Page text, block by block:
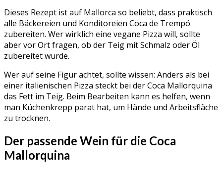
Dieses Rezept ist auf Mallorca so beliebt, dass praktisch
alle Bäckereien und Konditoreien Coca de Trempó
zubereiten. Wer wirklich eine vegane Pizza will, sollte
aber vor Ort fragen, ob der Teig mit Schmalz oder Öl
zubereitet wurde.
Wer auf seine Figur achtet, sollte wissen: Anders als bei
einer italienischen Pizza steckt bei der Coca Mallorquina
das Fett im Teig. Beim Bearbeiten kann es helfen, wenn
man Küchenkrepp parat hat, um Hände und Arbeitsfläche
zu trocknen.
Der passende Wein für die Coca
Mallorquina